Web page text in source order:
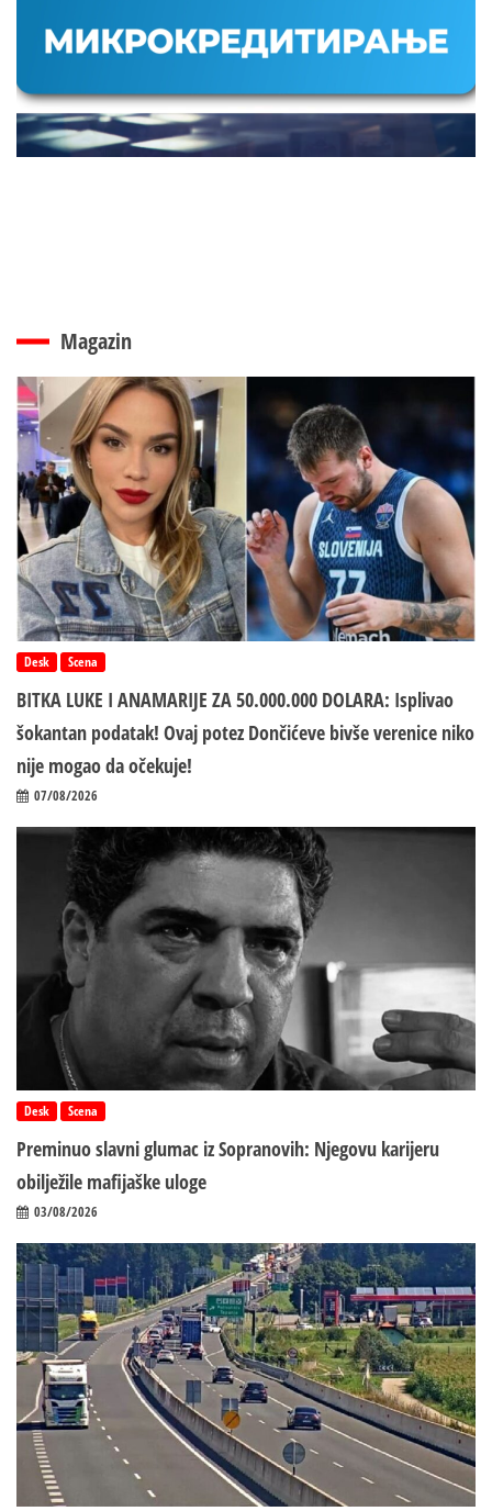
Magazin
Desk Scena
BITKA LUKE I ANAMARIJE ZA 50.000.000 DOLARA: Isplivao
šokantan podatak! Ovaj potez Dončićeve bivše verenice niko
nije mogao da očekuje!
07/08/2026
Desk Scena
Preminuo slavni glumac iz Sopranovih: Njegovu karijeru
obilježile mafijaške uloge
03/08/2026